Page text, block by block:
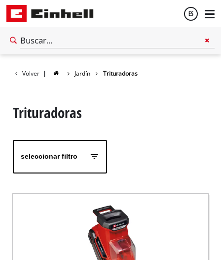
ES
Volver | Jardín Trituradoras
Trituradoras
seleccionar filtro